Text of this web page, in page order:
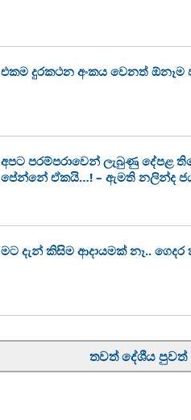
එකම දුරකථන අංකය වෙනත් ඕනෑම
අපට පරම්පරාවෙන් ලැබුණු දේපළ
පේන්නේ ඒකයි…! – ඇමති නලින්ද
මට දැන් කිසිම ආදායමක් නෑ..
තවත් දේශීය පුවත්